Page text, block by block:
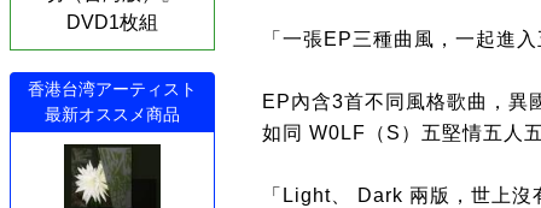
DVD1枚組
香港台湾アーティスト
最新オススメ商品
「一張EP三種曲風，一起進
EP內含3首不同風格歌曲，異
如同 W0LF（S）五堅情五人
「Light、 Dark 兩版，世上沒